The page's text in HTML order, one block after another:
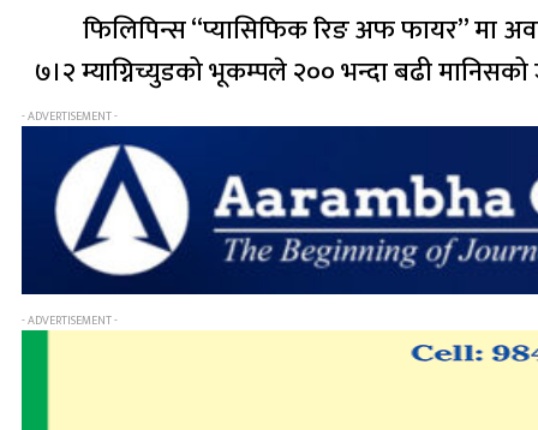
फिलिपिन्स “प्यासिफिक रिङ अफ फायर” मा
७।२ म्याग्निच्युडको भूकम्पले २०० भन्दा बढी
- ADVERTISEMENT -
- ADVERTISEMENT -